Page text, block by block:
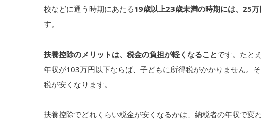
校などに通う時期にあたる19歳以上23歳未満の時期には、25
す。
扶養控除のメリットは、税金の負担が軽くなることです。たと
年収が103万円以下ならば、子どもに所得税がかかりません。
税が安くなります。
扶養控除でどれくらい税金が安くなるかは、納税者の年収で